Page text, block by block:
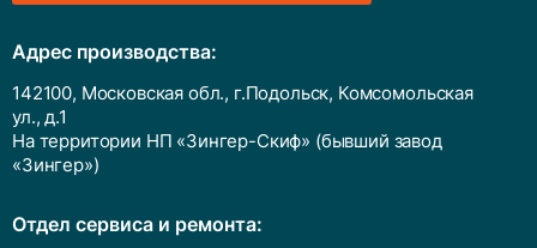
Адрес производства:
142100, Московская обл., г.Подольск, Комсомольская
ул., д.1
На территории НП «Зингер-Скиф» (бывший завод
«Зингер»)
Отдел сервиса и ремонта: